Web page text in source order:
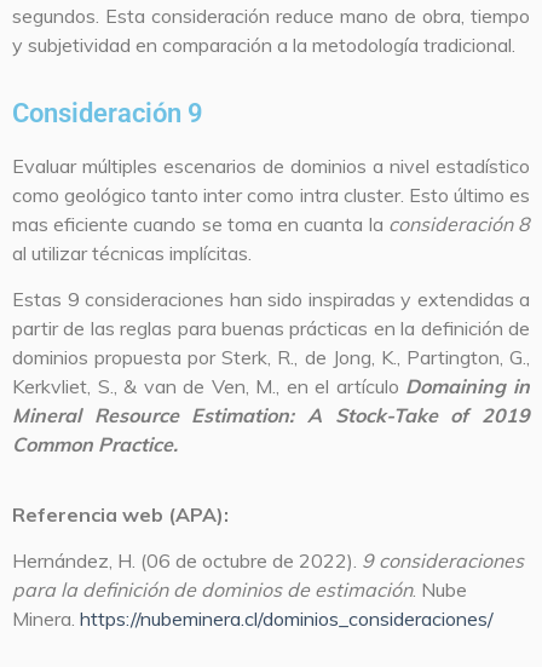
segundos. Esta consideración reduce mano de obra, tiempo
y subjetividad en comparación a la metodología tradicional.
Consideración 9
Evaluar múltiples escenarios de dominios a nivel estadístico
como geológico tanto inter como intra cluster. Esto último es
mas eficiente cuando se toma en cuanta la consideración 8
al utilizar técnicas implícitas.
Estas 9 consideraciones han sido inspiradas y extendidas a
partir de las reglas para buenas prácticas en la definición de
dominios propuesta por Sterk, R., de Jong, K., Partington, G.,
Kerkvliet, S., & van de Ven, M., en el artículo Domaining in
Mineral Resource Estimation: A Stock-Take of 2019
Common Practice.
Referencia web (APA):
Hernández, H. (06 de octubre de 2022). 9 consideraciones
para la definición de dominios de estimación. Nube
Minera. https://nubeminera.cl/dominios_consideraciones/